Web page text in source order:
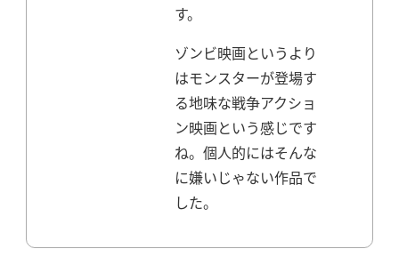
す。
ゾンビ映画というより
はモンスターが登場す
る地味な戦争アクショ
ン映画という感じです
ね。個人的にはそんな
に嫌いじゃない作品で
した。